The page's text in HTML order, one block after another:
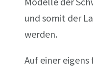
und somit der
werden.
Auf einer